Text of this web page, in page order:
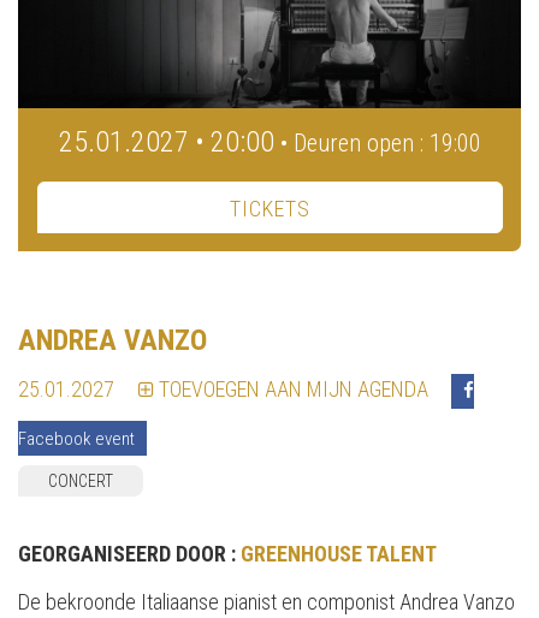
25.01.2027 • 20:00 • Deuren open : 19:00
TICKETS
ANDREA VANZO
25.01.2027 TOEVOEGEN AAN MIJN AGENDA
Facebook event
CONCERT
GEORGANISEERD DOOR : GREENHOUSE TALENT
De bekroonde Italiaanse pianist en componist Andrea Vanzo